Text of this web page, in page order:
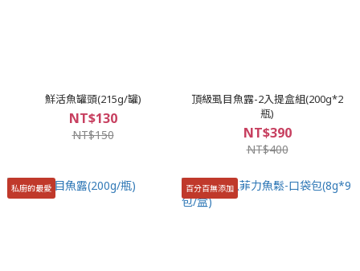
鮮活魚罐頭(215g/罐)
NT$130
NT$150
頂級虱目魚露-2入提盒組(200g*2
瓶)
NT$390
NT$400
私廚的最愛 百分百無添加